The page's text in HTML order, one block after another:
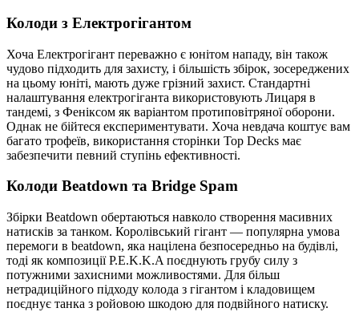
Колоди з Електрогігантом
Хоча Електрогігант переважно є юнітом нападу, він також
чудово підходить для захисту, і більшість збірок, зосереджених
на цьому юніті, мають дуже грізний захист. Стандартні
налаштування електрогіганта використовують Лицаря в
тандемі, з Феніксом як варіантом протиповітряної оборони.
Однак не бійтеся експериментувати. Хоча невдача коштує вам
багато трофеїв, використання сторінки Top Decks має
забезпечити певний ступінь ефективності.
Колоди Beatdown та Bridge Spam
Збірки Beatdown обертаються навколо створення масивних
натисків за танком. Королівський гігант — популярна умова
перемоги в beatdown, яка націлена безпосередньо на будівлі,
тоді як композиції P.E.K.K.A поєднують грубу силу з
потужними захисними можливостями. Для більш
нетрадиційного підходу колода з гігантом і кладовищем
поєднує танка з ройовою шкодою для подвійного натиску.